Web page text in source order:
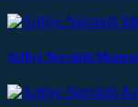
Arifiye Nervürlü